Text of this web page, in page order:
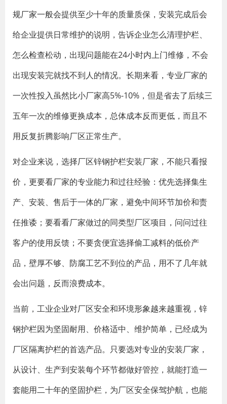
规厂家一般会提供至少十年的质量质保，安装完成后会
给企业提供日常维护的说明，告诉企业怎么清理护栏、
怎么检查松动，出现问题能在24小时内上门维修，不会
出现安装完就找不到人的情况。长期来看，专业厂家的
一次性投入虽然比小厂家高5%-10%，但是省去了后续三
五年一次的维修更换成本，总体成本反而更低，而且不
用反复折腾影响厂区正常生产。
对企业来说，选择厂区锌钢护栏安装厂家，不能只看报
价，更要看厂家的专业能力和过往经验：优先选择集生
产、安装、售后于一体的厂家，避免中间环节加价和责
任推诿；要看看厂家做过的同类型厂区项目，问问过往
客户的使用反馈；不要贪便宜选择偷工减料的低价产
品，壁厚不够、防腐工艺不到位的产品，用不了几年就
会出问题，反而浪费成本。
当前，工业企业对厂区安全和环境形象越来越重视，锌
钢护栏因为坚固耐用、价格适中、维护简单，已经成为
厂区隔离护栏的首选产品。只要选对专业的安装厂家，
从设计、生产到安装每个环节都做好管控，就能打造一
套能用二十年的坚固护栏，为厂区安全保驾护航，也能